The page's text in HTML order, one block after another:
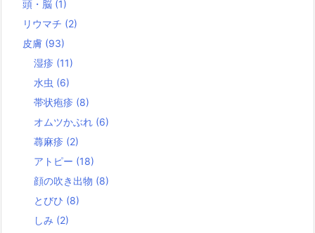
頭・脳 (1)
リウマチ (2)
皮膚 (93)
湿疹 (11)
水虫 (6)
帯状疱疹 (8)
オムツかぶれ (6)
蕁麻疹 (2)
アトピー (18)
顔の吹き出物 (8)
とびひ (8)
しみ (2)